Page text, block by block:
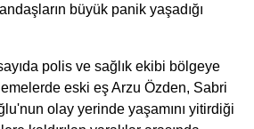
büyük panik yaşadığı
polis ve sağlık ekibi bölgeye
eski eş Arzu Özden, Sabri
olay yerinde yaşamını yitirdiği